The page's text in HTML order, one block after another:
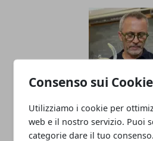
Consenso sui Cookie
Utilizziamo i cookie per
web e il nostro servizio. Puoi
categorie dare il tuo consenso.
Il professor Nuzzolese,
Bari: scienza e diritti